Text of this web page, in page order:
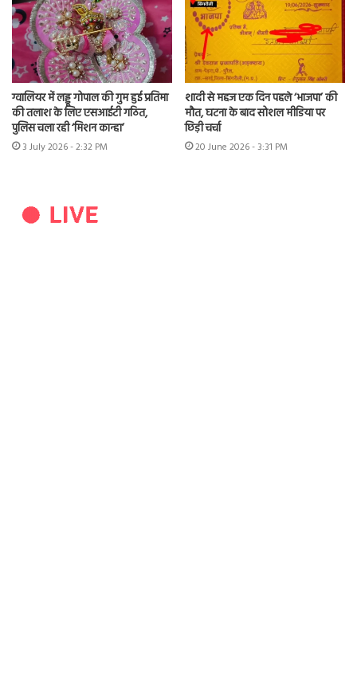
ग्वालियर में लड्डू गोपाल की गुम हुई प्रतिमा
की तलाश के लिए एसआईटी गठित,
पुलिस चला रही ‘मिशन कान्हा’
3 July 2026 - 2:32 PM
शादी से महज एक दिन पहले ‘भाजपा’ की
मौत, घटना के बाद सोशल मीडिया पर
छिड़ी चर्चा
20 June 2026 - 3:31 PM